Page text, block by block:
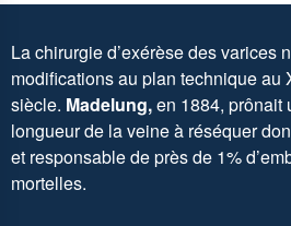
La chirurgie d’exérèse des varices
modifications au plan technique au
siècle. Madelung,en 1884, prônait
longueur de la veine à réséquer
et responsable de près de 1%
mortelles.